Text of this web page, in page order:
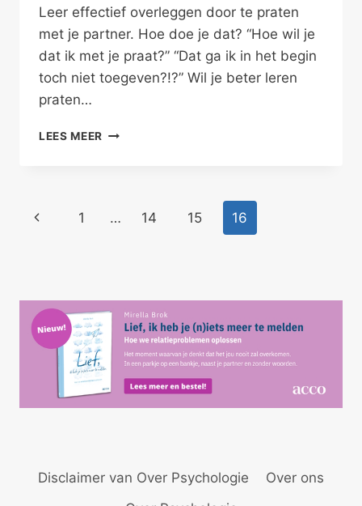
Leer effectief overleggen door te praten
met je partner. Hoe doe je dat? “Hoe wil je
dat ik met je praat?” “Dat ga ik in het begin
toch niet toegeven?!?” Wil je beter leren
praten…
LEES MEER PRATEN
Paginanavigatie
Vorige
1 … 14 15 16
Disclaimer van Over Psychologie
Over ons